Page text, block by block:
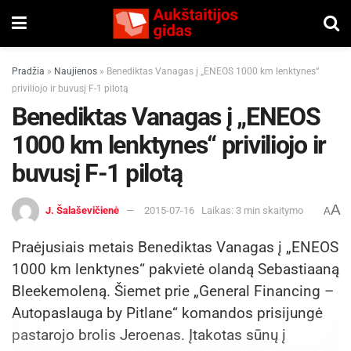
Pradžia » Naujienos » Benediktas Vanagas į „ENEOS 1000 km lenktynes“
priviliojo ir buvusį F-1 pilotą
Benediktas Vanagas į „ENEOS
1000 km lenktynes“ priviliojo ir
buvusį F-1 pilotą
J. Šalaševičienė 2015-07-16 Laikas: 3 min skaitymo AA
Praėjusiais metais Benediktas Vanagas į „ENEOS
1000 km lenktynes“ pakvietė olandą Sebastiaaną
Bleekemoleną. Šiemet prie „General Financing –
Autopaslauga by Pitlane“ komandos prisijungė
pastarojo brolis Jeroenas. Įtakotas sūnų į